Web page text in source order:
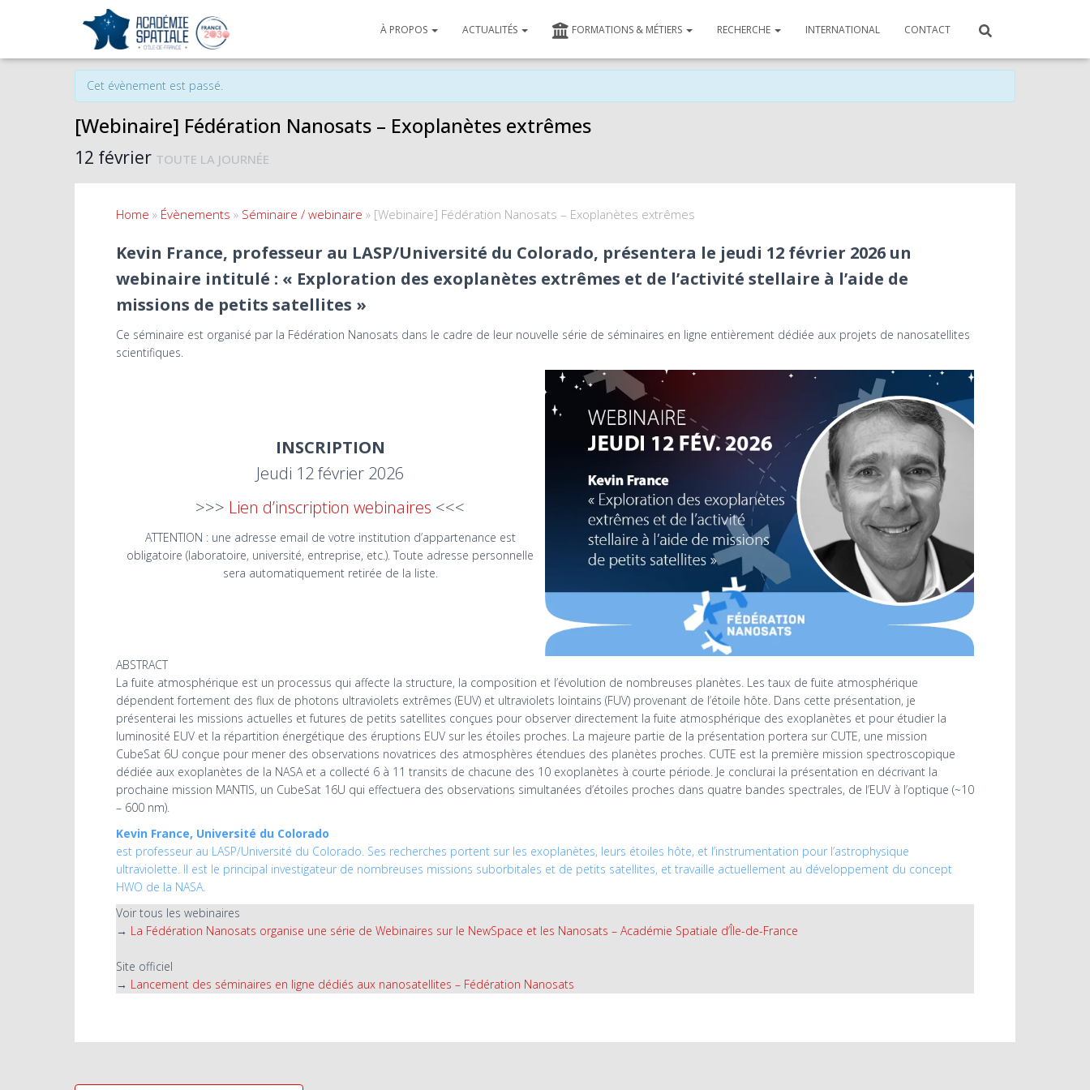
À PROPOS ACTUALITÉS FORMATIONS & MÉTIERS RECHERCHE INTERNATIONAL CONTACT
« Tous les Évènements
Cet évènement est passé.
[Webinaire] Fédération Nanosats – Exoplanètes extrêmes
12 février TOUTE LA JOURNÉE
Home » Évènements » Séminaire / webinaire » [Webinaire] Fédération Nanosats – Exoplanètes extrêmes
Kevin France, professeur au LASP/Université du Colorado, présentera le jeudi 12 février 2026 un
webinaire intitulé : « Exploration des exoplanètes extrêmes et de l’activité stellaire à l’aide de
missions de petits satellites »
Ce séminaire est organisé par la Fédération Nanosats dans le cadre de leur nouvelle série de séminaires en ligne entièrement dédiée aux projets de nanosatellites
scientifiques.
INSCRIPTION
Jeudi 12 février 2026
>>> Lien d’inscription webinaires <<<
ATTENTION : une adresse email de votre institution d’appartenance est
obligatoire (laboratoire, université, entreprise, etc.). Toute adresse personnelle
sera automatiquement retirée de la liste.
ABSTRACT
La fuite atmosphérique est un processus qui affecte la structure, la composition et l’évolution de nombreuses planètes. Les taux de fuite atmosphérique
dépendent fortement des flux de photons ultraviolets extrêmes (EUV) et ultraviolets lointains (FUV) provenant de l’étoile hôte. Dans cette présentation, je
présenterai les missions actuelles et futures de petits satellites conçues pour observer directement la fuite atmosphérique des exoplanètes et pour étudier la
luminosité EUV et la répartition énergétique des éruptions EUV sur les étoiles proches. La majeure partie de la présentation portera sur CUTE, une mission
CubeSat 6U conçue pour mener des observations novatrices des atmosphères étendues des planètes proches. CUTE est la première mission spectroscopique
dédiée aux exoplanètes de la NASA et a collecté 6 à 11 transits de chacune des 10 exoplanètes à courte période. Je conclurai la présentation en décrivant la
prochaine mission MANTIS, un CubeSat 16U qui effectuera des observations simultanées d’étoiles proches dans quatre bandes spectrales, de l’EUV à l’optique (~10
– 600 nm).
Kevin France, Université du Colorado
est professeur au LASP/Université du Colorado. Ses recherches portent sur les exoplanètes, leurs étoiles hôte, et l’instrumentation pour l’astrophysique
ultraviolette. Il est le principal investigateur de nombreuses missions suborbitales et de petits satellites, et travaille actuellement au développement du concept
HWO de la NASA.
Voir tous les webinaires
→ La Fédération Nanosats organise une série de Webinaires sur le NewSpace et les Nanosats – Académie Spatiale d’Île-de-France
Site officiel
→ Lancement des séminaires en ligne dédiés aux nanosatellites – Fédération Nanosats